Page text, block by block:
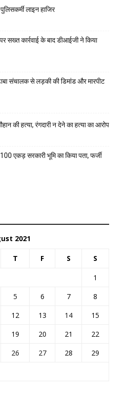
लाइन हाजिर
सख्त कार्रवाई के बाद डीआईजी ने किया
संचालक से लड़की की डिमांड और मारपीट
की हत्या, रंगदारी न देने का हत्या का आरोप
एकड़ सरकारी भूमि का किया पता, फर्जी
2021
T F S S
1
5 6 7
8
12 13 14
15
19 20 21
22
26 27 28
29